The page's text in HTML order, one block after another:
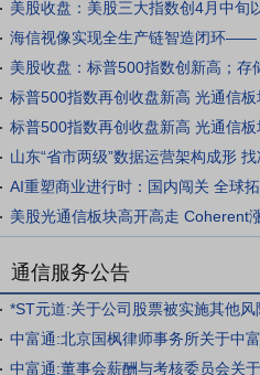
海信视像实现全生产链智造闭环——
标普500指数再创收盘新高 光通信
山东“省市两级”数据运营架构成形
AI重塑商业进行时：国内闯关 全球
美股光通信板块高开高走 Coherent
通信服务公告
*ST元道:关于公司股票被实施其他